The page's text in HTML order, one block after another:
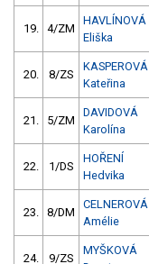
19. 4/ZM
HAVLÍNOVÁ
Eliška
20. 8/ZS
KASPEROVÁ
Kateřina
21. 5/ZM
DAVIDOVÁ
Karolína
22. 1/DS
HOŘENÍ
Hedvika
23. 8/DM
CELNEROVÁ
Amélie
24. 9/ZS
MYŠKOVÁ